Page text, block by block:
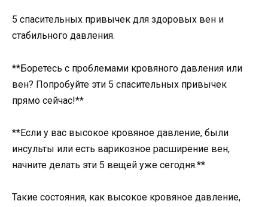
5 спасительных привычек для здоровых вен и
стабильного давления.
**Боретесь с проблемами кровяного давления или
вен? Попробуйте эти 5 спасительных привычек
прямо сейчас!**
**Если у вас высокое кровяное давление, были
инсульты или есть варикозное расширение вен,
начните делать эти 5 вещей уже сегодня.**
Такие состояния, как высокое кровяное давление,